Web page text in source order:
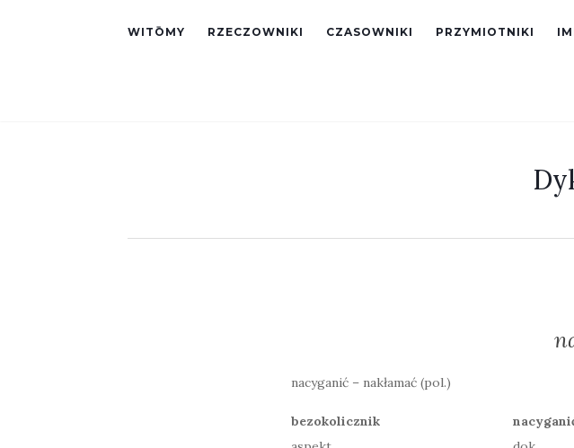
WITŌMY RZECZOWNIKI CZASOWNIKI PRZYMIOTNIKI
nacyganić – nakłamać (pol.)
bezokolicznik